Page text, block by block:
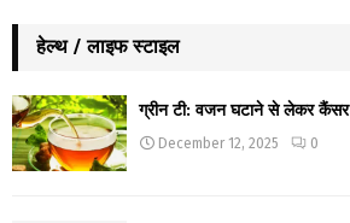
हेल्थ / लाइफ स्टाइल
ग्रीन टी: वजन घटाने से लेकर
December 12, 2025 0